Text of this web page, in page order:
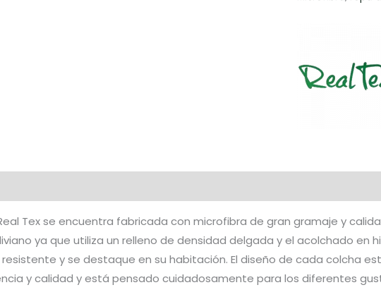
Tex se encuentra fabricada con microfibra de gran gramaje y
ya que utiliza un relleno de densidad delgada y el acolchado en
y se destaque en su habitación. El diseño de cada colcha
y calidad y está pensado cuidadosamente para los diferentes